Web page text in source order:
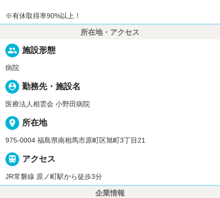
※有休取得率90%以上！
所在地・アクセス
people 施設形態
病院
person_pin 勤務先・施設名
医療法人相雲会 小野田病院
place 所在地
975-0004 福島県南相馬市原町区旭町3丁目21
 アクセス
JR常磐線 原ノ町駅から徒歩3分
企業情報